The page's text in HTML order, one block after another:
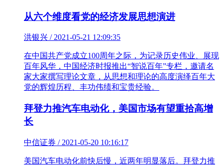
从六个维度看党的经济发展思想演进
洪银兴 / 2021-05-21 12:09:35
在中国共产党成立100周年之际，为记录历史伟业、展现
百年风华，中国经济时报推出“智说百年”专栏，邀请名
家大家撰写理论文章，从思想和理论的高度演绎百年大
党的辉煌历程、丰功伟绩和宝贵经验。
拜登力推汽车电动化，美国市场有望重拾高增
长
中信证券 / 2021-05-20 10:16:17
美国汽车电动化前快后慢，近两年明显落后。拜登力推